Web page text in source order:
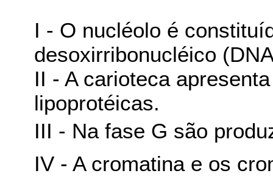
I - O nucléolo é
desoxirribonucléico
II - A carioteca
lipoprotéicas.
III - Na fase G são
IV - A cromatina e os